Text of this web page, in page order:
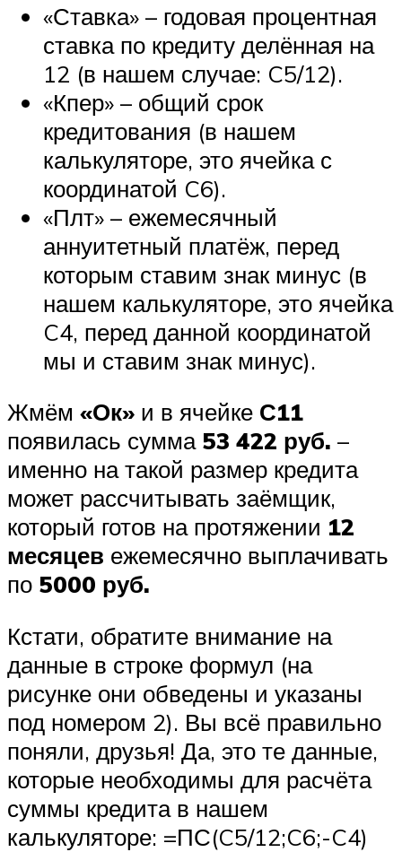
«Ставка» – годовая процентная
ставка по кредиту делённая на
12 (в нашем случае: C5/12).
«Кпер» – общий срок
кредитования (в нашем
калькуляторе, это ячейка с
координатой C6).
«Плт» – ежемесячный
аннуитетный платёж, перед
которым ставим знак минус (в
нашем калькуляторе, это ячейка
C4, перед данной координатой
мы и ставим знак минус).
Жмём «Ок» и в ячейке С11
появилась сумма 53 422 руб. –
именно на такой размер кредита
может рассчитывать заёмщик,
который готов на протяжении 12
месяцев ежемесячно выплачивать
по 5000 руб.
Кстати, обратите внимание на
данные в строке формул (на
рисунке они обведены и указаны
под номером 2). Вы всё правильно
поняли, друзья! Да, это те данные,
которые необходимы для расчёта
суммы кредита в нашем
калькуляторе: =ПС(C5/12;C6;-C4)